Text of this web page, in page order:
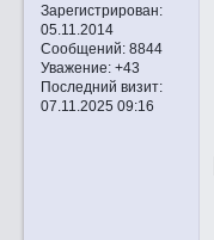
Зарегистрирован:
05.11.2014
Сообщений:8844
Уважение: +43
Последний визит:
07.11.2025 09:16